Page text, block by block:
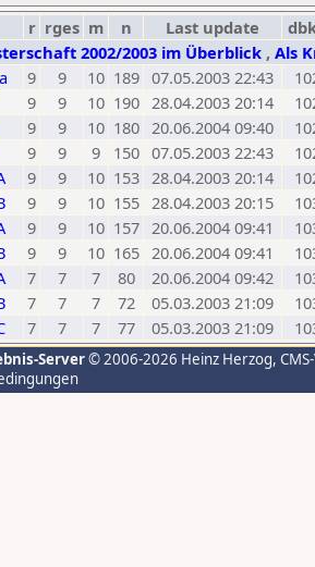
r rges m n Last update
2002/2003 im Überblick , Als
9 9 10 189 07.05.2003 22:43
9 9 10 190 28.04.2003 20:14
9 9 10 180 20.06.2004 09:40
9 9 9 150 07.05.2003 22:43
9 9 10 153 28.04.2003 20:14
9 9 10 155 28.04.2003 20:15
9 9 10 157 20.06.2004 09:41
9 9 10 165 20.06.2004 09:41
7 7 7 80 20.06.2004 09:42
7 7 7 72 05.03.2003 21:09
7 7 7 77 05.03.2003 21:09
Server© 2006-2026 Heinz Herzog,